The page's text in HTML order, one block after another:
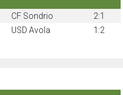
CF Sondrio
2:1
USD Avola 1:2